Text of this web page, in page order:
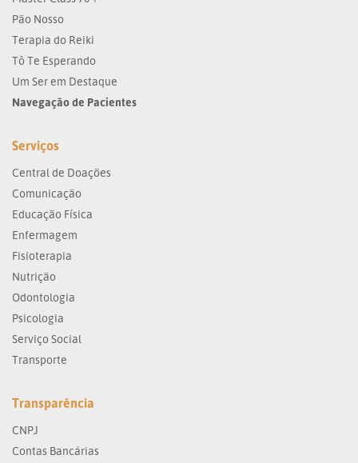
Pão Nosso
Terapia do Reiki
Tô Te Esperando
Um Ser em Destaque
Navegação de Pacientes
Serviços
Central de Doações
Comunicação
Educação Física
Enfermagem
Fisioterapia
Nutrição
Odontologia
Psicologia
Serviço Social
Transporte
Transparência
CNPJ
Contas Bancárias